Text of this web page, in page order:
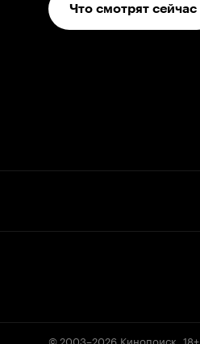
Что смотрят сейчас
© 2003–2026 Кинопоиск 18+